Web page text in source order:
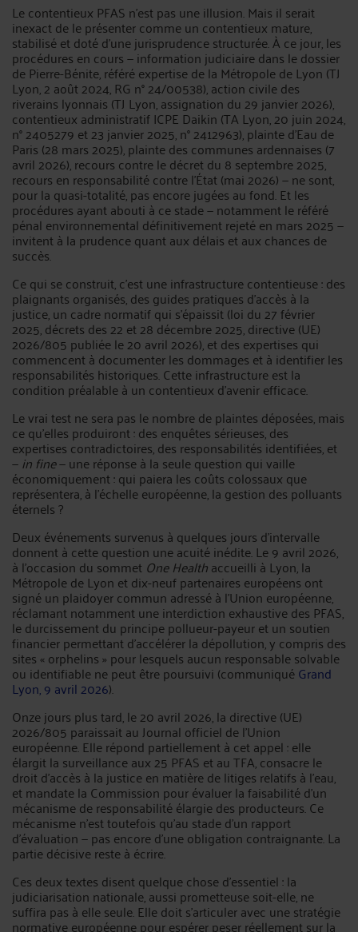
Le contentieux PFAS n'est pas une illusion. Mais il serait
inexact de le présenter comme un contentieux mature,
stabilisé et doté d'une jurisprudence structurée. À ce jour, les
procédures en cours — information judiciaire dans le dossier
de Pierre-Bénite, référé expertise de la Métropole de Lyon (TJ
Lyon, 2 août 2024, RG n° 24/00538), action civile des
riverains lyonnais (TJ Lyon, assignation du 29 janvier 2026),
contentieux administratif ICPE Daikin (TA Lyon, 20 juin 2024,
n° 2405279 et 23 janvier 2025, n° 2412963), plainte d'Eau de
Paris (28 mars 2025), plainte des communes ardennaises (7
avril 2026), recours contre le décret du 8 septembre 2025,
recours en responsabilité contre l'État (mai 2026) — ne sont,
pour la quasi-totalité, pas encore jugées au fond. Et les
procédures ayant abouti à ce stade — notamment le référé
pénal environnemental définitivement rejeté en mars 2025 —
invitent à la prudence quant aux délais et aux chances de
succès.
Ce qui se construit, c'est une infrastructure contentieuse : des
plaignants organisés, des guides pratiques d'accès à la
justice, un cadre normatif qui s'épaissit (loi du 27 février
2025, décrets des 22 et 28 décembre 2025, directive (UE)
2026/805 publiée le 20 avril 2026), et des expertises qui
commencent à documenter les dommages et à identifier les
responsabilités historiques. Cette infrastructure est la
condition préalable à un contentieux d'avenir efficace.
Le vrai test ne sera pas le nombre de plaintes déposées, mais
ce qu'elles produiront : des enquêtes sérieuses, des
expertises contradictoires, des responsabilités identifiées, et
—in fine— une réponse à la seule question qui vaille
économiquement : qui paiera les coûts colossaux que
représentera, à l'échelle européenne, la gestion des polluants
éternels ?
Deux événements survenus à quelques jours d'intervalle
donnent à cette question une acuité inédite. Le 9 avril 2026,
à l'occasion du sommet One Healthaccueilli à Lyon, la
Métropole de Lyon et dix-neuf partenaires européens ont
signé un plaidoyer commun adressé à l'Union européenne,
réclamant notamment une interdiction exhaustive des PFAS,
le durcissement du principe pollueur-payeur et un soutien
financier permettant d'accélérer la dépollution, y compris des
sites « orphelins » pour lesquels aucun responsable solvable
ou identifiable ne peut être poursuivi (communiquéGrand
Lyon, 9 avril 2026).
Onze jours plus tard, le 20 avril 2026, la directive (UE)
2026/805 paraissait au Journal officiel de l'Union
européenne. Elle répond partiellement à cet appel : elle
élargit la surveillance aux 25 PFAS et au TFA, consacre le
droit d'accès à la justice en matière de litiges relatifs à l'eau,
et mandate la Commission pour évaluer la faisabilité d'un
mécanisme de responsabilité élargie des producteurs. Ce
mécanisme n'est toutefois qu'au stade d'un rapport
d'évaluation — pas encore d'une obligation contraignante. La
partie décisive reste à écrire.
Ces deux textes disent quelque chose d'essentiel : la
judiciarisation nationale, aussi prometteuse soit-elle, ne
suffira pas à elle seule. Elle doit s'articuler avec une stratégie
normative européenne pour espérer peser réellement sur la